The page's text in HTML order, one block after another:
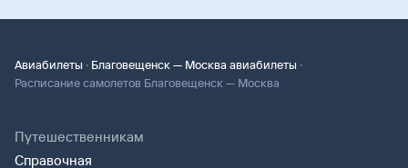
Авиабилеты · Благовещенск — Москва авиабилеты ·
Расписание самолетов Благовещенск — Москва
Путешественникам
Справочная